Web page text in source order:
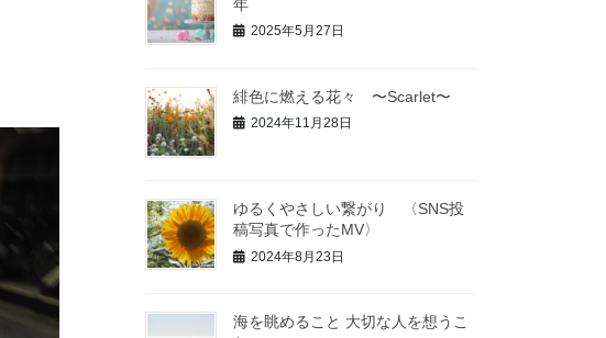
年
2025年5月27日
緋色に燃える花々 〜Scarlet〜
2024年11月28日
ゆるくやさしい繋がり 〈SNS投
稿写真で作ったMV〉
2024年8月23日
海を眺めること 大切な人を想うこ